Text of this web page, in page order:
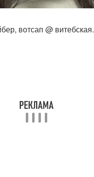
вотсап @ витебская.